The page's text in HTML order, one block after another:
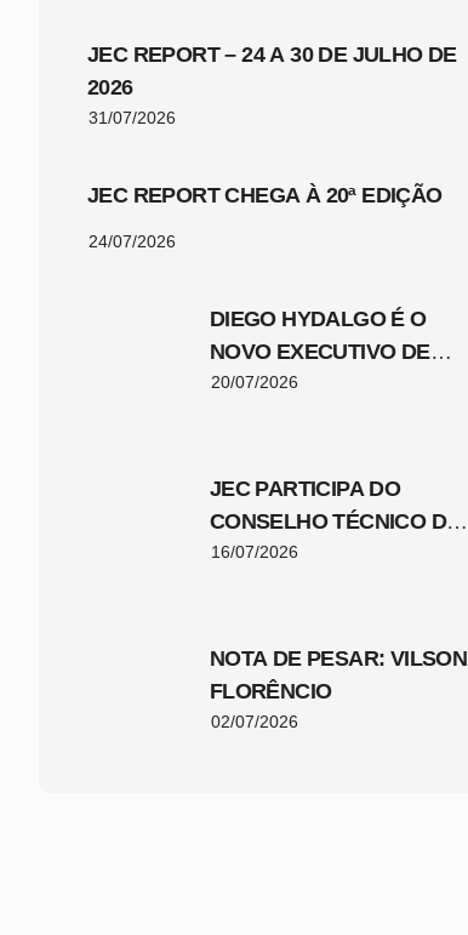
JEC REPORT – 24 A 30 DE JULHO DE
2026
31/07/2026
JEC REPORT CHEGA À 20ª EDIÇÃO
24/07/2026
DIEGO HYDALGO É O
NOVO EXECUTIVO DE
FUTEBOL DO JEC
20/07/2026
JEC PARTICIPA DO
CONSELHO TÉCNICO DA
COPA SANTA CATARINA
16/07/2026
NOTA DE PESAR: VILSON
FLORÊNCIO
02/07/2026